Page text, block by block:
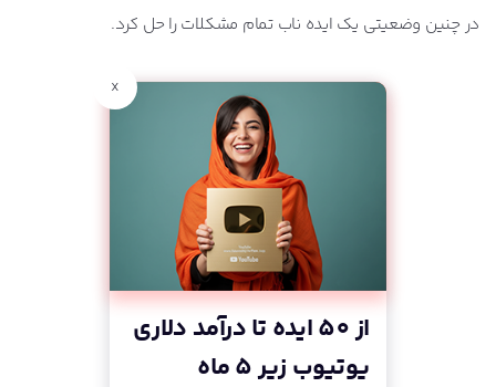
در چنین وضعیتی یک ایده ناب تمام مشکلات را حل کرد.
x
از 50 ایده تا درآمد دلاری
یوتیوب زیر 5 ماه